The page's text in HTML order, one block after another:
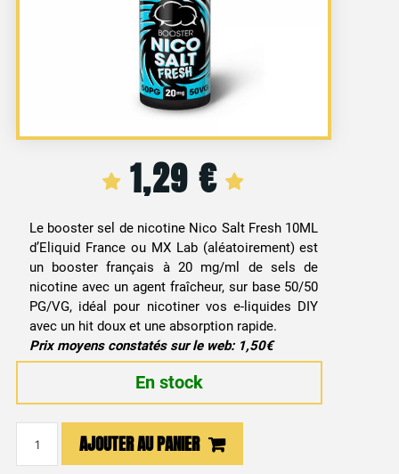
1,29€
Le booster sel de nicotine Nico Salt Fresh 10ML
d’Eliquid France ou MX Lab (aléatoirement) est
un booster français à 20 mg/ml de sels de
nicotine avec un agent fraîcheur, sur base 50/50
PG/VG, idéal pour nicotiner vos e-liquides DIY
avec un hit doux et une absorption rapide.
Prix moyens constatés sur le web: 1,50€
En stock
AJOUTER AU PANIER